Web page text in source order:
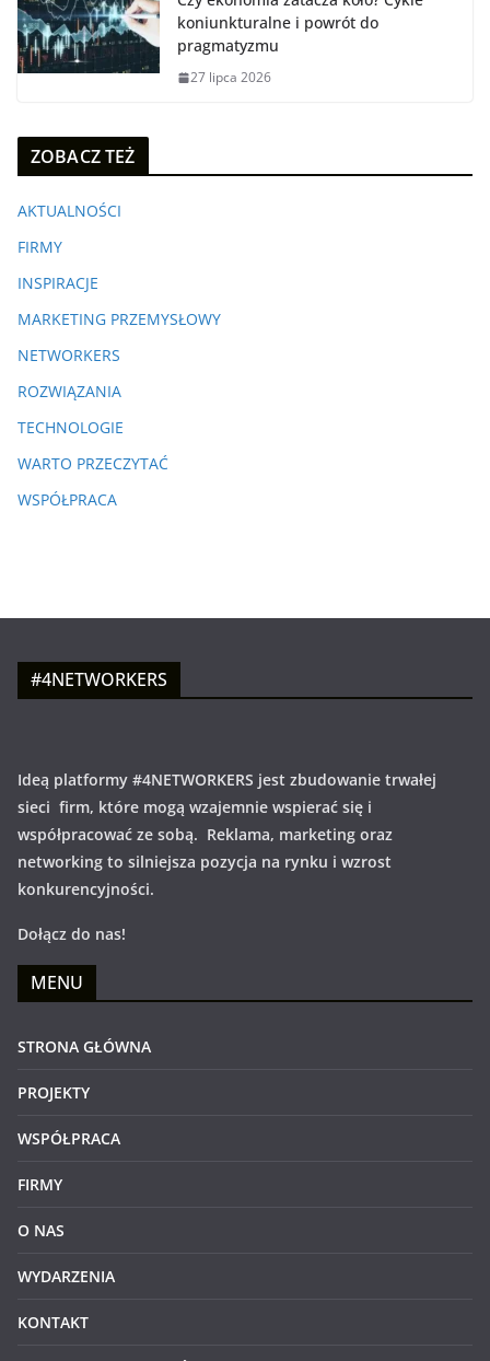
koniunkturalne i powrót do
pragmatyzmu
27 lipca 2026
ZOBACZ TEŻ
AKTUALNOŚCI
FIRMY
INSPIRACJE
MARKETING PRZEMYSŁOWY
NETWORKERS
ROZWIĄZANIA
TECHNOLOGIE
WARTO PRZECZYTAĆ
WSPÓŁPRACA
#4NETWORKERS
Ideą platformy #4NETWORKERS jest zbudowanie trwałej
sieci firm, które mogą wzajemnie wspierać się i
współpracować ze sobą. Reklama, marketing oraz
networking to silniejsza pozycja na rynku i wzrost
konkurencyjności.
Dołącz do nas!
MENU
STRONA GŁÓWNA
PROJEKTY
WSPÓŁPRACA
FIRMY
O NAS
WYDARZENIA
KONTAKT